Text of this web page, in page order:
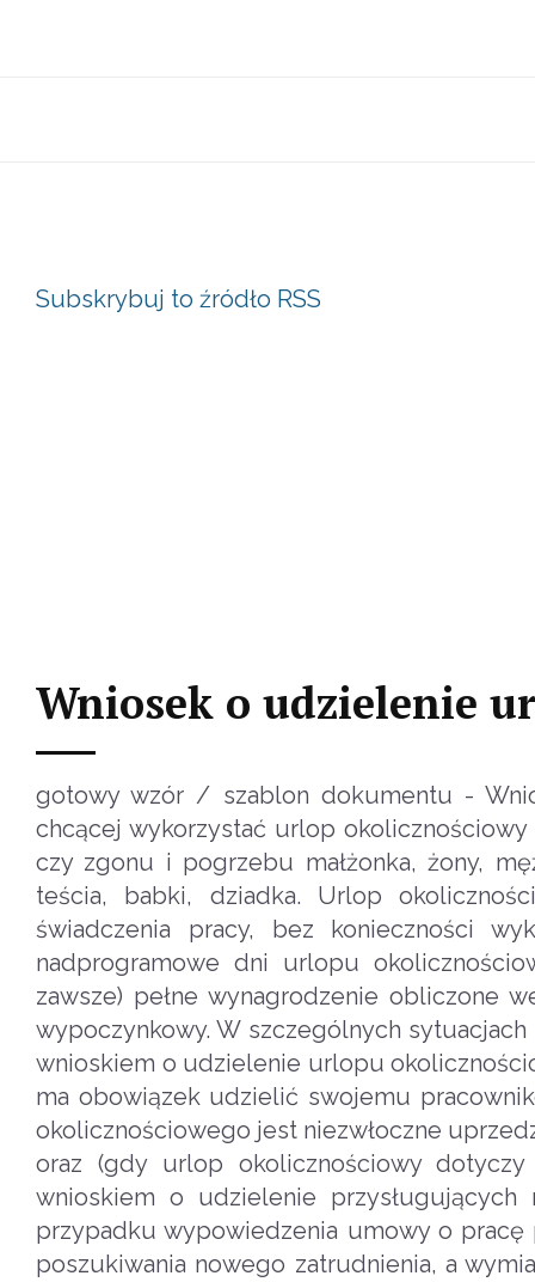
Subskrybuj to źródło RSS
Wniosek o udzielenie
gotowy wzór / szablon dokumentu -
chcącej wykorzystać urlop
czy zgonu i pogrzebu małżonka, żony,
teścia, babki, dziadka. Urlop
świadczenia pracy, bez konieczności
nadprogramowe dni urlopu
zawsze) pełne wynagrodzenie obliczone
wypoczynkowy. W szczególnych
wnioskiem o udzielenie urlopu
ma obowiązek udzielić swojemu
okolicznościowego jest niezwłoczne
oraz (gdy urlop okolicznościowy
wnioskiem o udzielenie
przypadku wypowiedzenia umowy o pracę
poszukiwania nowego zatrudnienia, a